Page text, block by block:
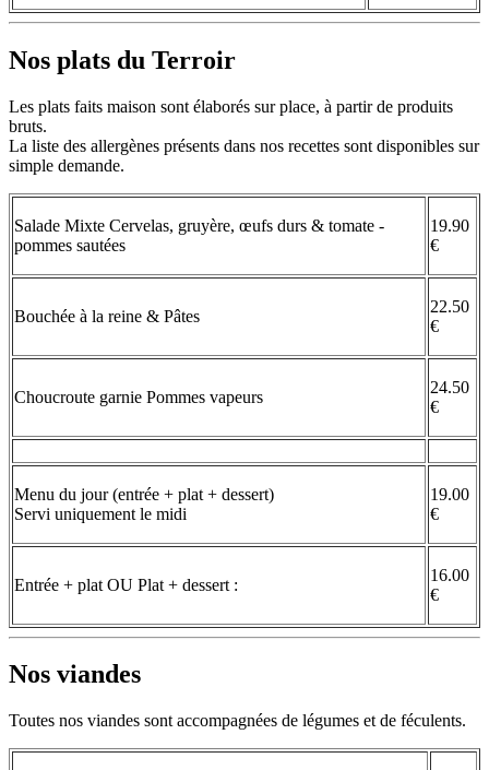
Nos plats du Terroir
Les plats faits maison sont élaborés sur place, à partir de produits
bruts.
La liste des allergènes présents dans nos recettes sont disponibles sur
simple demande.
Salade Mixte Cervelas, gruyère, œufs durs & tomate -
pommes sautées
19.90
€
Bouchée à la reine & Pâtes
22.50
€
Choucroute garnie Pommes vapeurs
24.50
€
Menu du jour (entrée + plat + dessert)
Servi uniquement le midi
19.00
€
Entrée + plat OU Plat + dessert :
16.00
€
Nos viandes
Toutes nos viandes sont accompagnées de légumes et de féculents.